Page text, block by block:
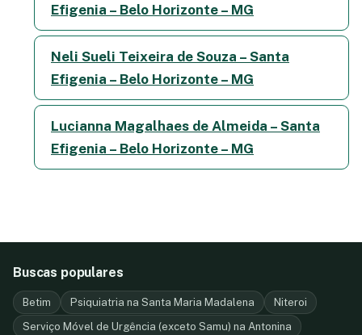
Efigenia – Belo Horizonte – MG
Neli Sueli Teixeira de Souza – Santa
Efigenia – Belo Horizonte – MG
Lucianna Magalhaes de Almeida – Santa
Efigenia – Belo Horizonte – MG
Buscas populares
Betim Psiquiatria na Santa Maria Madalena
Niteroi
Serviço Móvel de Urgência (exceto Samu) na Antonina